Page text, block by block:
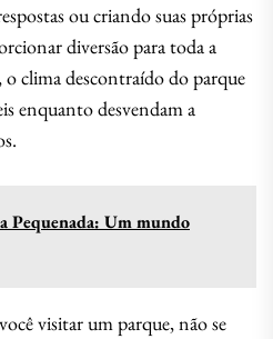
ou criando suas próprias
diversão para toda a
clima descontraído do parque
enquanto desvendam a
Pequenada: Um mundo
visitar um parque, não se